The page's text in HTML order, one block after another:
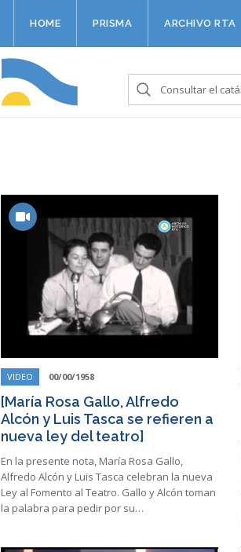
HOME PRISMA ARCHIVO RTA
VIDEO 00/00/1958
[María Rosa Gallo, Alfredo
Alcón y Luis Tasca se refieren a
nueva ley del teatro]
En la presente nota, María Rosa Gallo,
Alfredo Alcón y Luis Tasca celebran la nueva
Ley al Fomento al Teatro. Gallo y Alcón toman
la palabra para pedir por su…